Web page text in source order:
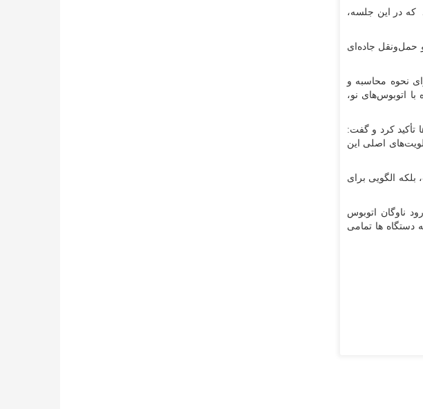
شد که در این جلسه،
حمل‌ونقل جاده‌ای
نحوه محاسبه و
اتوبوس‌های نو،
تأکید کرد و گفت:
اصلی این
الگویی برای
ناوگان اتوبوس
دستگاه ها تمامی